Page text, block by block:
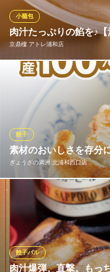
うお酒は生ビール～中国
中華料理 牡丹亭 浦和店
ＪＲ浦和駅 徒歩4分
埼玉県さいたま市浦和区仲町1-
肉汁たっぷりの餡を♪
京鼎樓 アトレ浦和店
小籠包
極薄皮の中に旨味たっぷ
龍包、蟹肉小龍包もござ
会 飲み会 接待 歓迎会 個
京鼎樓 アトレ浦和店
超薄皮小籠包ダイニング
ＪＲ浦和駅 徒歩1分
埼玉県さいたま市浦和区高砂
素材のおいしさを存分
ぎょうざの満洲 北浦和西口店
餃子
餃子の小麦粉・豚肉・野
らし、赤身を3割増量。
を中心に、こだわりの豚
ぎょうざの満洲 北浦
餃子・中華料理
肉汁爆弾、直撃。もっ
餃子バル